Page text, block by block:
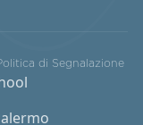
di Segnalazione